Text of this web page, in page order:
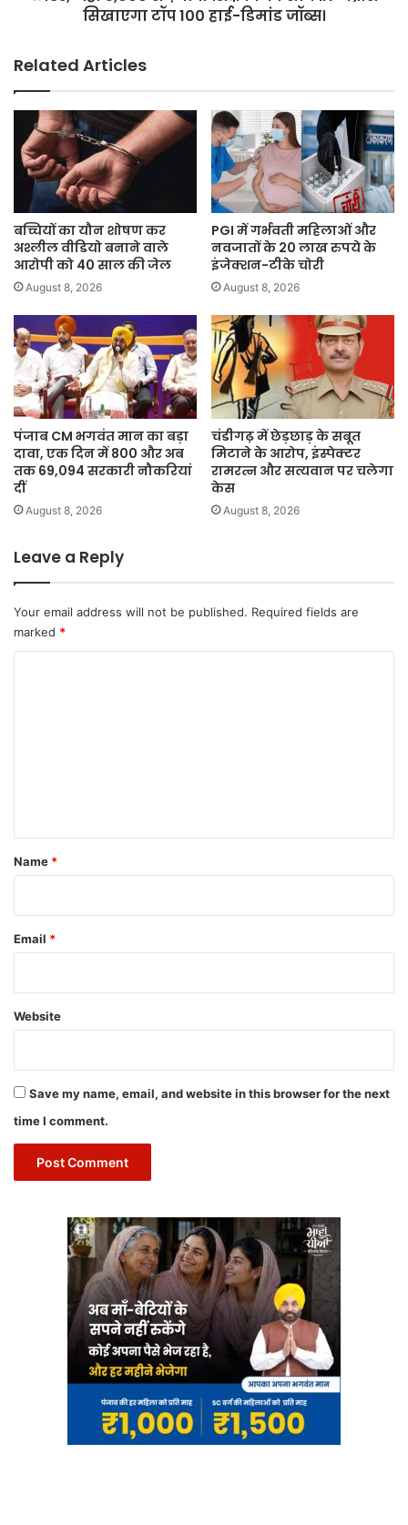
ज़्यादा
शिक्षकों
को
IIT
मद्रास
सिखाएगा
100
हाई-
डिमांड
जॉब्स।
सिखाएगा टॉप 100 हाई-डिमांड जॉब्स।
Related Articles
बच्चियों का यौन शोषण कर
अश्लील वीडियो बनाने वाले
आरोपी को 40 साल की जेल
August 8, 2026
PGI में गर्भवती महिलाओं और
नवजातों के 20 लाख रुपये के
इंजेक्शन-टीके चोरी
August 8, 2026
पंजाब CM भगवंत मान का बड़ा
दावा, एक दिन में 800 और अब
तक 69,094 सरकारी नौकरियां
दीं
August 8, 2026
चंडीगढ़ में छेड़छाड़ के सबूत
मिटाने के आरोप, इंस्पेक्टर
रामरत्न और सत्यवान पर चलेगा
केस
August 8, 2026
Leave a Reply
Your email address will not be published. Required fields are
marked *
*
Name *
Email *
Website
Save my name, email, and website in this browser for the next
time I comment.